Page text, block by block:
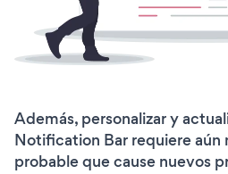
Además, personalizar y
Notification Bar requiere aún
probable que cause nuevos